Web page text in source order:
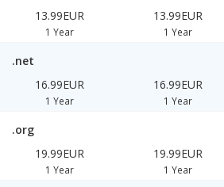
13.99EUR
1 Year
13.99EUR
1 Year
.net
16.99EUR
1 Year
16.99EUR
1 Year
.org
19.99EUR
1 Year
19.99EUR
1 Year